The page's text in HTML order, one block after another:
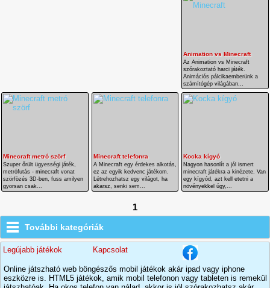
Animation vs Minecraft
Az Animation vs Minecraft
szórakoztató harci játék.
Animációs pálcikaemberünk a
számítógép világában...
Minecraft metró szörf
Szuper őrült ügyességi játék,
metrófutás - minecraft vonat
szörfözés 3D-ben, fuss amilyen
gyorsan csak...
Minecraft telefonra
A Minecraft egy érdekes alkotás,
ez az egyik kedvenc játékom.
Létrehozhatsz egy világot, ha
akarsz, senki sem...
Kocka kígyó
Nagyon hasonlít a jól ismert
minecraft játékra a kinézete. Van
egy kígyód, azt kell etetni a
növényekkel úgy,...
1
További kategóriák
Legújabb játékok Kapcsolat
Online játszható web böngészős mobil játékok akár ipad vagy iphone
eszközre is. HTML5 játékok, amik mobil telefonon vagy tableten is remekül